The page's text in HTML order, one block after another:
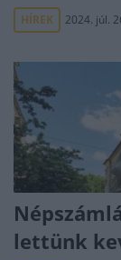
HÍREK 2024. júl.
lettünk